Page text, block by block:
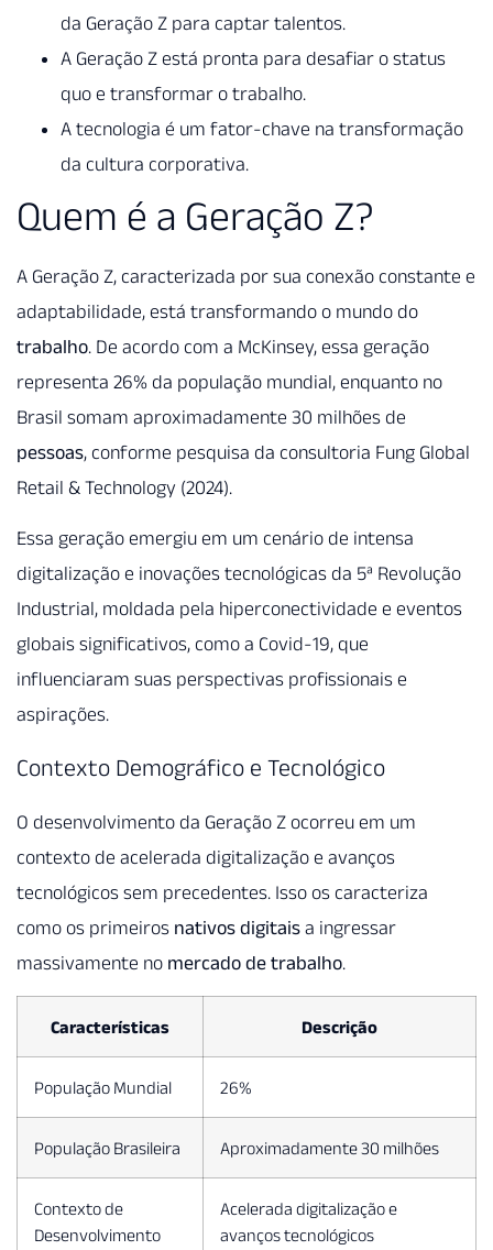
da Geração Z para captar talentos.
A Geração Z está pronta para desafiar o status
quo e transformar o trabalho.
A tecnologia é um fator-chave na transformação
da cultura corporativa.
Quem é a Geração Z?
A Geração Z, caracterizada por sua conexão constante e
adaptabilidade, está transformando o mundo do
trabalho. De acordo com a McKinsey, essa geração
representa 26% da população mundial, enquanto no
Brasil somam aproximadamente 30 milhões de
pessoas, conforme pesquisa da consultoria Fung Global
Retail & Technology (2024).
Essa geração emergiu em um cenário de intensa
digitalização e inovações tecnológicas da 5ª Revolução
Industrial, moldada pela hiperconectividade e eventos
globais significativos, como a Covid-19, que
influenciaram suas perspectivas profissionais e
aspirações.
Contexto Demográfico e Tecnológico
O desenvolvimento da Geração Z ocorreu em um
contexto de acelerada digitalização e avanços
tecnológicos sem precedentes. Isso os caracteriza
como os primeiros nativos digitais a ingressar
massivamente no mercado de trabalho.
Características Descrição
População Mundial 26%
População Brasileira Aproximadamente 30 milhões
Contexto de
Desenvolvimento
Acelerada digitalização e
avanços tecnológicos